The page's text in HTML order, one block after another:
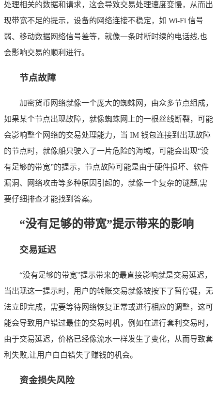
处理相关的数据和请求，这会导致交易处理速度变慢，从而出
现带宽不足的提示，设备的网络连接不稳定，如 Wi-Fi 信号
弱、移动数据网络信号差等，就像一条时断时续的电话线,也
会影响交易的顺利进行。
节点故障
加密货币网络就像一个庞大的蜘蛛网，由众多节点组成，
如果某个节点出现故障，就像蜘蛛网上的一根丝线断裂，可能
会影响整个网络的交易处理能力，当 IM 钱包连接到出现故障
的节点时，就像船只驶入了一片危险的海域，可能会出现“没
有足够的带宽”的提示，节点故障可能是由于硬件损坏、软件
漏洞、网络攻击等多种原因引起的，就像一个复杂的谜题,需
要仔细排查才能找到答案。
“没有足够的带宽”提示带来的影响
交易延迟
“没有足够的带宽”提示带来的最直接影响就是交易延迟，
当出现这一提示时，用户的转账交易就像被按下了暂停键，无
法立即完成，需要等待网络恢复正常或进行相应的调整，这可
能会导致用户错过最佳的交易时机，例如在进行套利交易时，
由于交易延迟，价格已经像流水一样发生了变化，从而导致套
利失败,让用户白白错失了赚钱的机会。
资金损失风险